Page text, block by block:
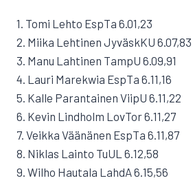
1. Tomi Lehto EspTa 6.01,23
2. Miika Lehtinen JyväskKU 6.07,83
3. Manu Lahtinen TampU 6.09,91
4. Lauri Marekwia EspTa 6.11,16
5. Kalle Parantainen ViipU 6.11,22
6. Kevin Lindholm LovTor 6.11,27
7. Veikka Väänänen EspTa 6.11,87
8. Niklas Lainto TuUL 6.12,58
9. Wilho Hautala LahdA 6.15,56